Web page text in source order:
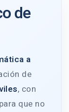
de
a
de
, con
para que no